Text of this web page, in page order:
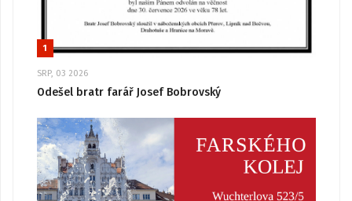
1
SRP, 03 2026
Odešel bratr farář Josef Bobrovský